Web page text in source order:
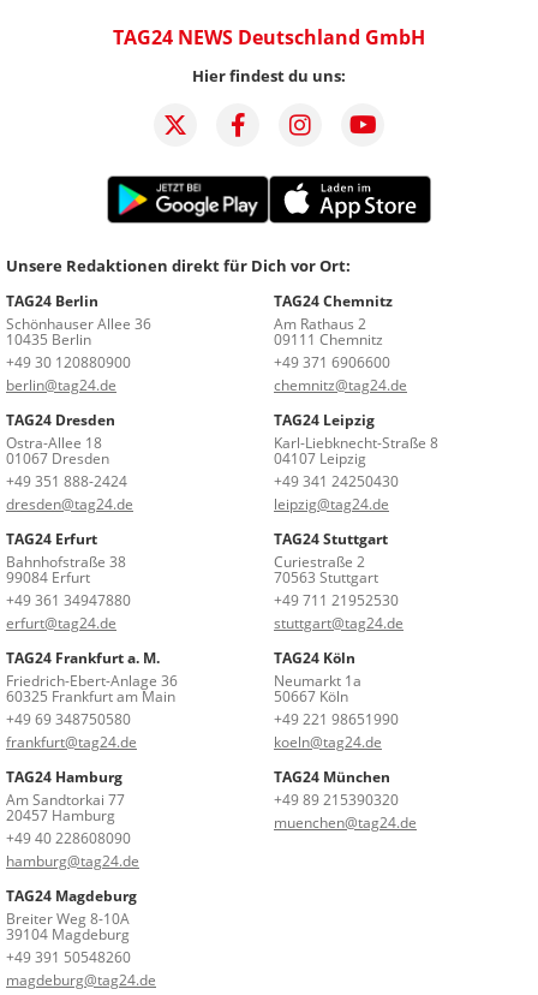
TAG24 NEWS Deutschland GmbH
Hier findest du uns:
Unsere Redaktionen direkt für Dich vor Ort:
TAG24 Berlin
Schönhauser Allee 36
10435 Berlin
+49 30 120880900
berlin@tag24.de
TAG24 Chemnitz
Am Rathaus 2
09111 Chemnitz
+49 371 6906600
chemnitz@tag24.de
TAG24 Dresden
Ostra-Allee 18
01067 Dresden
+49 351 888-2424
dresden@tag24.de
TAG24 Leipzig
Karl-Liebknecht-Straße 8
04107 Leipzig
+49 341 24250430
leipzig@tag24.de
TAG24 Erfurt
Bahnhofstraße 38
99084 Erfurt
+49 361 34947880
erfurt@tag24.de
TAG24 Stuttgart
Curiestraße 2
70563 Stuttgart
+49 711 21952530
stuttgart@tag24.de
TAG24 Frankfurt a. M.
Friedrich-Ebert-Anlage 36
60325 Frankfurt am Main
+49 69 348750580
frankfurt@tag24.de
TAG24 Köln
Neumarkt 1a
50667 Köln
+49 221 98651990
koeln@tag24.de
TAG24 Hamburg
Am Sandtorkai 77
20457 Hamburg
+49 40 228608090
hamburg@tag24.de
TAG24 München
+49 89 215390320
muenchen@tag24.de
TAG24 Magdeburg
Breiter Weg 8-10A
39104 Magdeburg
+49 391 50548260
magdeburg@tag24.de